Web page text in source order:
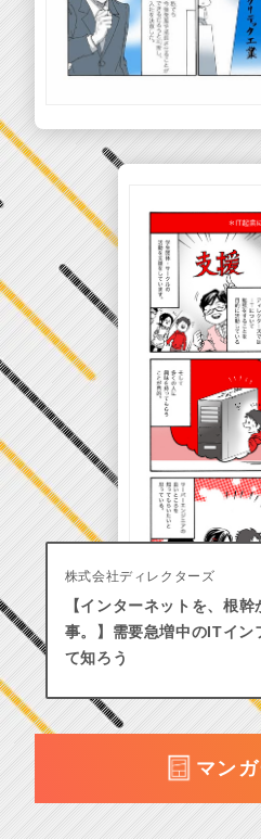
株式会社ディレクターズ
【インターネットを、根
事。】需要急増中のITイン
て知ろう
マン